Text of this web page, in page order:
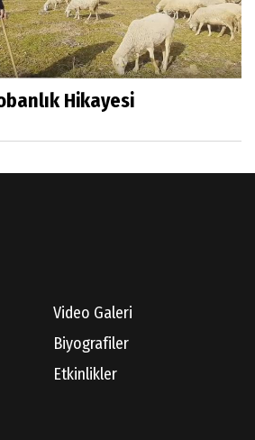
Hikayesi
Video Galeri
Biyografiler
Etkinlikler